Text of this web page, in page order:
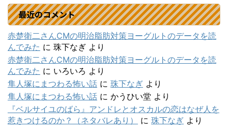
最近のコメント
赤楚衛二さんCMの明治脂肪対策ヨーグルトのデータを読
んでみた に 珠下なぎ より
赤楚衛二さんCMの明治脂肪対策ヨーグルトのデータを読
んでみた に いろいろ より
隼人塚にまつわる怖い話 に 珠下なぎ より
隼人塚にまつわる怖い話 に かうひい堂 より
『ベルサイユのばら』アンドレとオスカルの恋はなぜ人を
惹きつけるのか？（ネタバレあり）
に 珠下なぎ より